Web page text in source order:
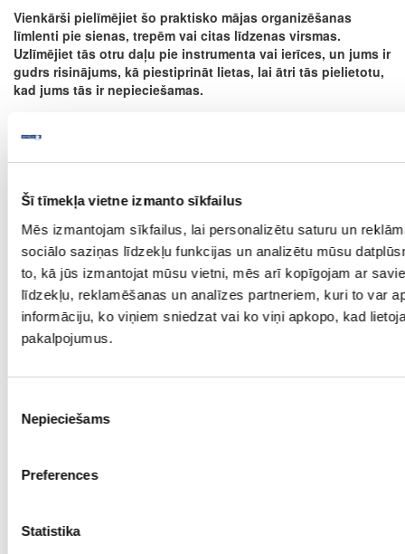
Šī tīmekļa vietne izmanto sīkfailus
Mēs izmantojam sīkfailus, lai personalizētu saturu un
sociālo saziņas līdzekļu funkcijas un analizētu mūsu
to, kā jūs izmantojat mūsu vietni, mēs arī kopīgojam ar
līdzekļu, reklamēšanas un analīzes partneriem, kuri to var
informāciju, ko viņiem sniedzat vai ko viņi apkopo, kad
pakalpojumus.
izvēle
Nepieciešams
Preferences
Statistika
Vienkārši pielīmējiet šo praktisko mājas organizēšanas
līmlenti pie sienas, trepēm vai citas līdzenas virsmas.
Uzlīmējiet tās otru daļu pie instrumenta vai ierīces, un jums ir
gudrs risinājums, kā piestiprināt lietas, lai ātri tās pielietotu,
kad jums tās ir nepieciešamas.
34-55229-00000
Extra Strong HooK&Loop tape